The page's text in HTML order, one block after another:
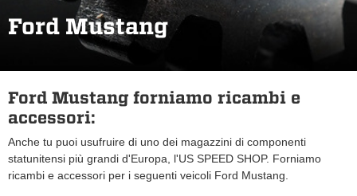
Ford Mustang
Ford Mustang forniamo ricambi e
accessori:
Anche tu puoi usufruire di uno dei magazzini di componenti
statunitensi più grandi d'Europa, l'US SPEED SHOP. Forniamo
ricambi e accessori per i seguenti veicoli Ford Mustang.